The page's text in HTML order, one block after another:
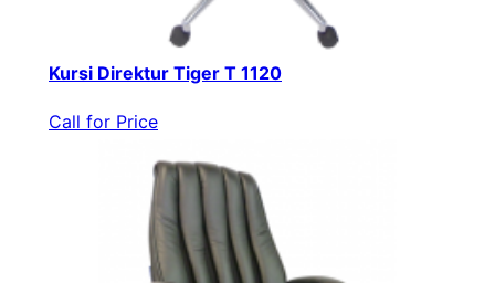
Kursi Direktur Tiger T 1120
Call for Price